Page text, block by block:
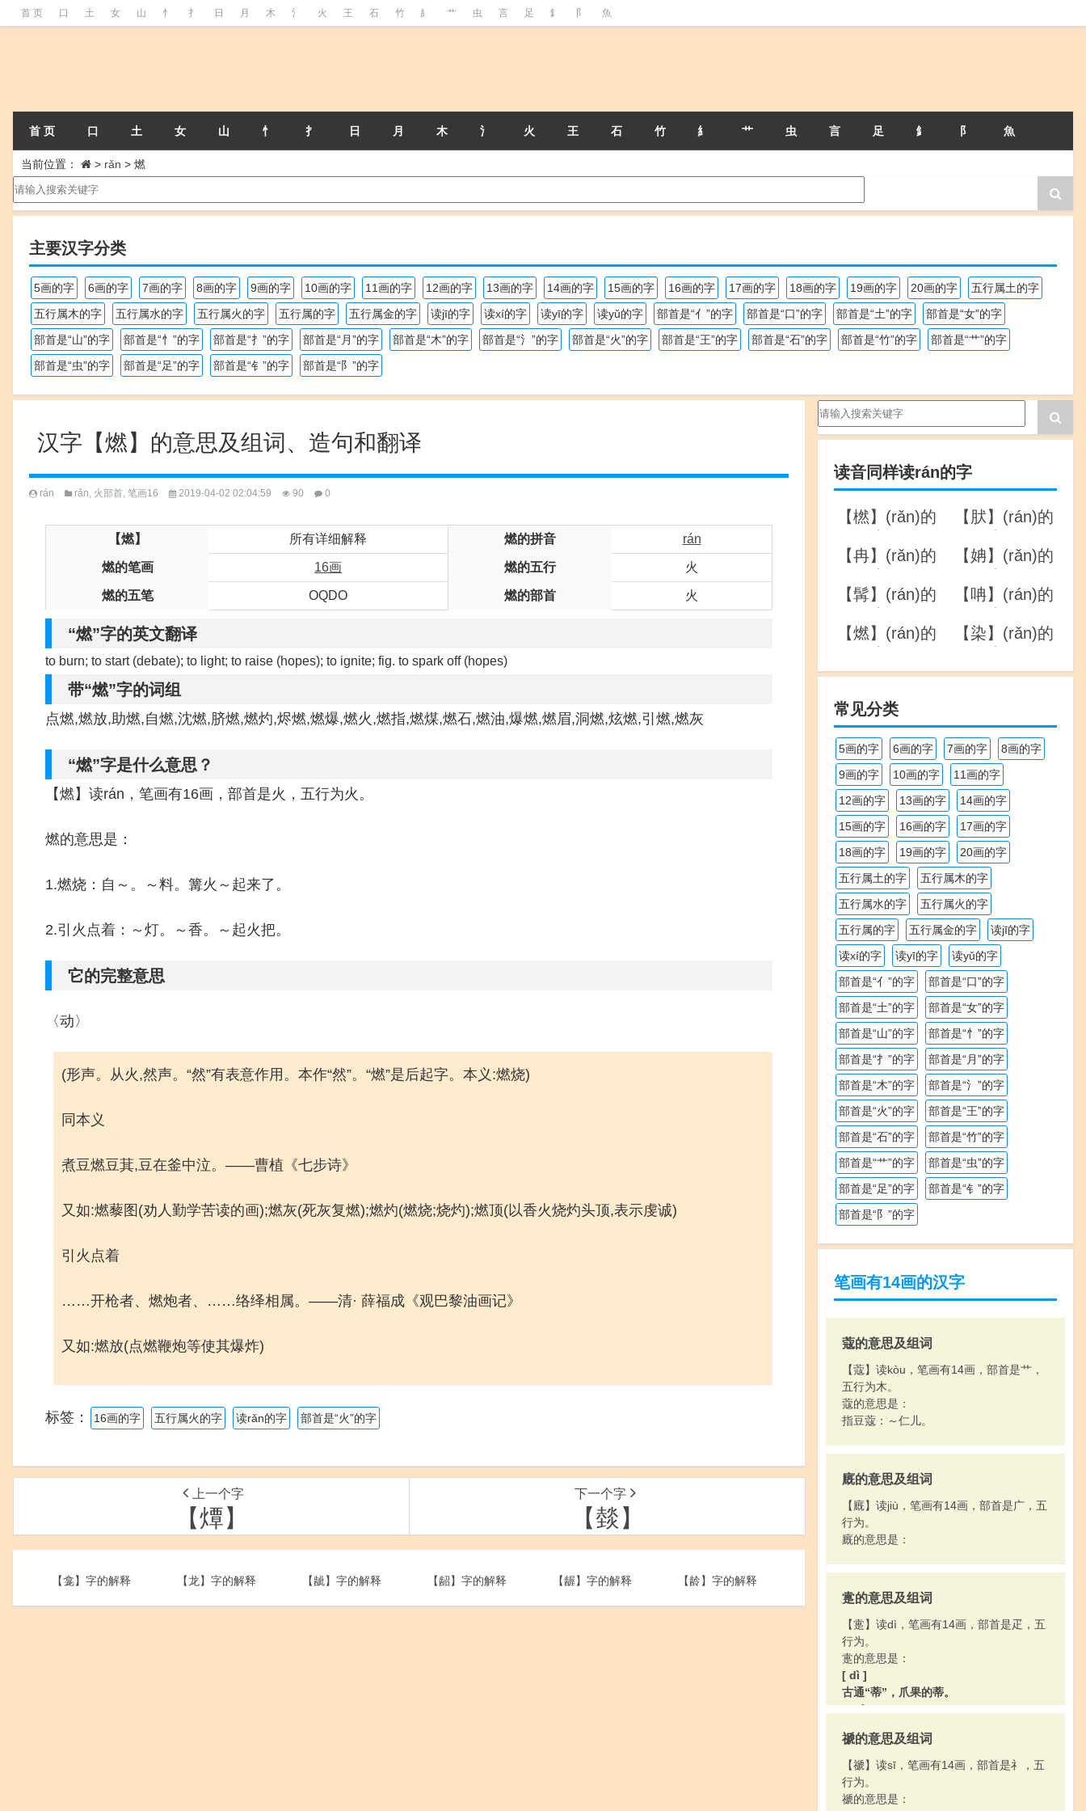
首 页 口 土 女 山 忄 扌 日 月 木 氵 火 王 石 竹 糹 艹 虫 言 足 釒 阝 魚
首 页 口 土 女 山 忄 扌 日 月 木 氵 火 王 石 竹 糹 艹 虫 言 足 釒 阝 魚
当前位置： > rǎn > 燃
主要汉字分类
5画的字 6画的字 7画的字 8画的字 9画的字 10画的字 11画的字 12画的字 13画的字 14画的字 15画的字 16画的字 17画的字 18画的字 19画的字 20画的字
五行属土的字
五行属木的字
五行属水的字 五行属火的字 五行属的字 五行属金的字 读jī的字 读xí的字 读yī的字 读yǔ的字 部首是“亻”的字 部首是“口”的字 部首是“土”的字
部首是“女”的字
部首是“山”的字
部首是“忄”的字 部首是“扌”的字 部首是“月”的字 部首是“木”的字 部首是“氵”的字 部首是“火”的字 部首是“王”的字 部首是“石”的字 部首是“竹”的字
部首是“艹”的字
部首是“虫”的字
部首是“足”的字 部首是“钅”的字 部首是“阝”的字
汉字【燃】的意思及组词、造句和翻译
rán rǎn, 火部首, 笔画16 2019-04-02 02:04:59 90 0
【燃】 所有详细解释 燃的拼音 rán
燃的笔画 16画 燃的五行 火
燃的五笔 OQDO 燃的部首 火
“燃”字的英文翻译
to burn; to start (debate); to light; to raise (hopes); to ignite; fig. to spark off (hopes)
带“燃”字的词组
点燃,燃放,助燃,自燃,沈燃,脐燃,燃灼,烬燃,燃爆,燃火,燃指,燃煤,燃石,燃油,爆燃,燃眉,洞燃,炫燃,引燃,燃灰
“燃”字是什么意思？
【燃】读rán，笔画有16画，部首是火，五行为火。
燃的意思是：
1.燃烧：自～。～料。篝火～起来了。
2.引火点着：～灯。～香。～起火把。
它的完整意思
〈动〉
(形声。从火,然声。“然”有表意作用。本作“然”。“燃”是后起字。本义:燃烧)
同本义
煮豆燃豆萁,豆在釜中泣。——曹植《七步诗》
又如:燃藜图(劝人勤学苦读的画);燃灰(死灰复燃);燃灼(燃烧;烧灼);燃顶(以香火烧灼头顶,表示虔诚)
引火点着
……开枪者、燃炮者、……络绎相属。——清· 薛福成《观巴黎油画记》
又如:燃放(点燃鞭炮等使其爆炸)
标签： 16画的字 五行属火的字 读rǎn的字 部首是“火”的字
上一个字
【燂】
下一个字
【燅】
【龛】字的解释 【龙】字的解释 【龇】字的解释 【龆】字的解释 【龌】字的解释 【龄】字的解释
读音同样读rán的字
【橪】(rǎn)的
【肰】(rán)的
【冉】(rǎn)的
【姌】(rǎn)的
【髯】(rán)的
【呥】(rán)的
【燃】(rán)的
【染】(rǎn)的
常见分类
5画的字 6画的字 7画的字
8画的字
9画的字
10画的字
11画的字
12画的字
13画的字
14画的字
15画的字
16画的字
17画的字
18画的字
19画的字
20画的字
五行属土的字
五行属木的字
五行属水的字
五行属火的字
五行属的字
五行属金的字
读jī的字
读xí的字
读yī的字
读yǔ的字
部首是“亻”的字
部首是“口”的字
部首是“土”的字
部首是“女”的字
部首是“山”的字
部首是“忄”的字
部首是“扌”的字
部首是“月”的字
部首是“木”的字
部首是“氵”的字
部首是“火”的字
部首是“王”的字
部首是“石”的字
部首是“竹”的字
部首是“艹”的字
部首是“虫”的字
部首是“足”的字
部首是“钅”的字
部首是“阝”的字
笔画有14画的汉字
蔻的意思及组词
【蔻】读kòu，笔画有14画，部首是艹，
五行为木。
蔻的意思是：
指豆蔻：～仁儿。
廐的意思及组词
【廐】读jiù，笔画有14画，部首是广，五
行为。
廐的意思是：
疐的意思及组词
【疐】读dì，笔画有14画，部首是疋，五
行为。
疐的意思是：
[ dì ]
古通“蒂”，爪果的蒂。
[ zhì ]
禠的意思及组词
【禠】读sī，笔画有14画，部首是礻，五
行为。
禠的意思是：